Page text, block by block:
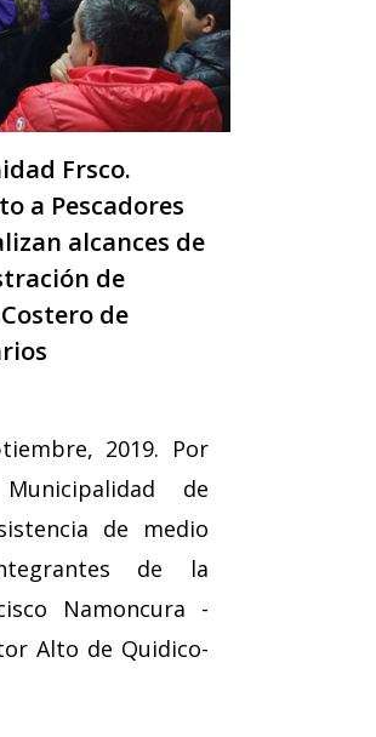
Frsco.
a Pescadores
alcances de
de
de
2019. Por
Municipalidad de
de medio
de la
Namoncura -
Alto de Quidico-